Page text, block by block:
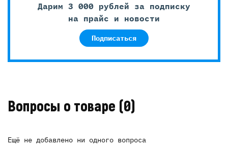
Дарим 3 000 рублей за подписку
на прайс и новости
Подписаться
Вопросы о товаре (0)
Ещё не добавлено ни одного вопроса